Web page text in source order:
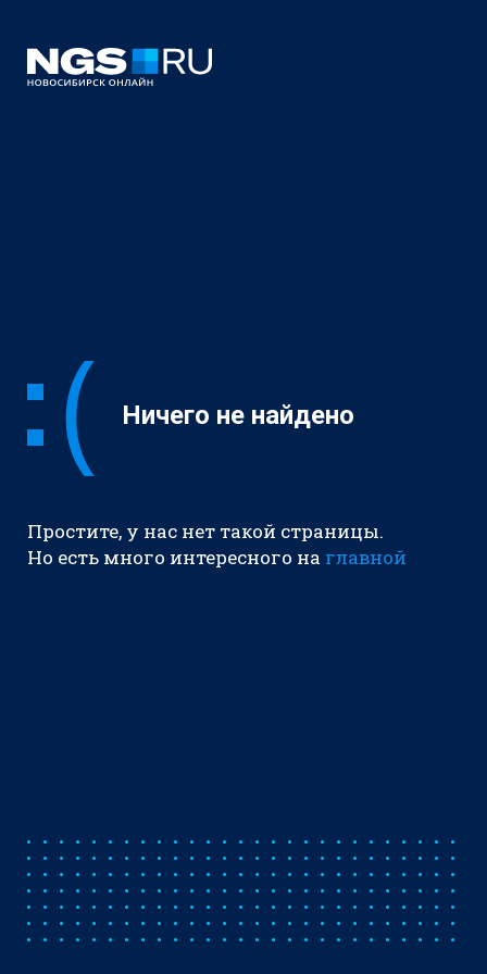
Ничего не найдено
Простите, у нас нет такой страницы.
Но есть много интересного на главной